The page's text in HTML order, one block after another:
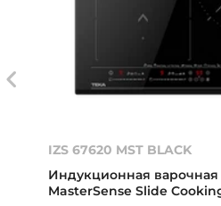
IZS 67620 MST BLACK
Индукционная варочная
MasterSense Slide